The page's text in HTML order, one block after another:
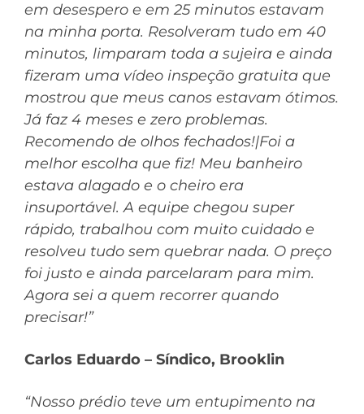
em desespero e em 25 minutos estavam
na minha porta. Resolveram tudo em 40
minutos, limparam toda a sujeira e ainda
fizeram uma vídeo inspeção gratuita que
mostrou que meus canos estavam ótimos.
Já faz 4 meses e zero problemas.
Recomendo de olhos fechados!|Foi a
melhor escolha que fiz! Meu banheiro
estava alagado e o cheiro era
insuportável. A equipe chegou super
rápido, trabalhou com muito cuidado e
resolveu tudo sem quebrar nada. O preço
foi justo e ainda parcelaram para mim.
Agora sei a quem recorrer quando
precisar!”
Carlos Eduardo – Síndico, Brooklin
“Nosso prédio teve um entupimento na